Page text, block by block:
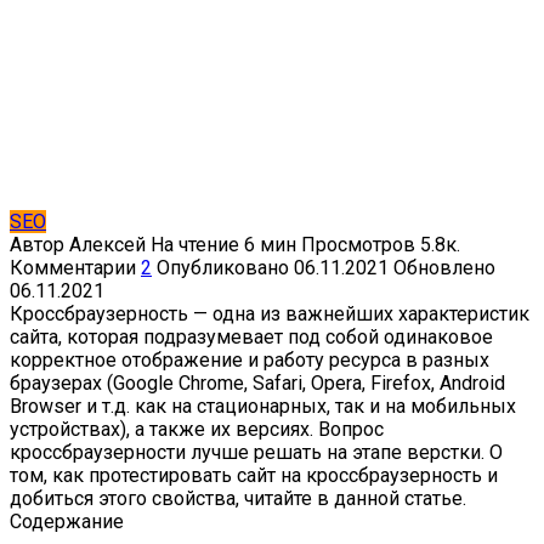
SEO
Автор Алексей На чтение 6 мин Просмотров 5.8к.
Комментарии 2 Опубликовано 06.11.2021 Обновлено
06.11.2021
Кроссбраузерность — одна из важнейших характеристик
сайта, которая подразумевает под собой одинаковое
корректное отображение и работу ресурса в разных
браузерах (Google Chrome, Safari, Opera, Firefox, Android
Browser и т.д. как на стационарных, так и на мобильных
устройствах), а также их версиях. Вопрос
кроссбраузерности лучше решать на этапе верстки. О
том, как протестировать сайт на кроссбраузерность и
добиться этого свойства, читайте в данной статье.
Содержание